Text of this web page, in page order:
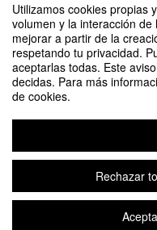
Utilizamos cookies propias
volumen y la interacción
mejorar a partir de la
respetando tu privacidad.
aceptarlas todas. Este
decidas. Para más
de cookies.
Rechazar
Visitas guiadas EXPOSICIÓN
Plataforma de